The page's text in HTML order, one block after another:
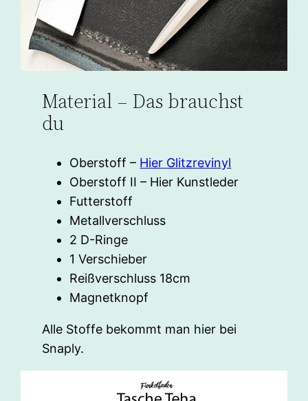
Material – Das brauchst
du
Oberstoff – Hier Glitzrevinyl
Oberstoff II – Hier Kunstleder
Futterstoff
Metallverschluss
2 D-Ringe
1 Verschieber
Reißverschluss 18cm
Magnetknopf
Alle Stoffe bekommt man hier bei
Snaply.